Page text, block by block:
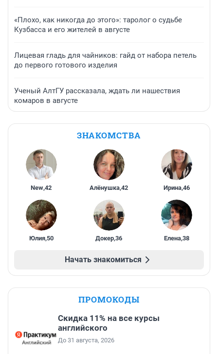
«Плохо, как никогда до этого»: таролог о судьбе
Кузбасса и его жителей в августе
Лицевая гладь для чайников: гайд от набора петель
до первого готового изделия
Ученый АлтГУ рассказала, ждать ли нашествия
комаров в августе
ЗНАКОМСТВА
New,42 Алёнушка,42 Ирина,46
Юлия,50 Докер,36 Елена,38
Начать знакомиться
ПРОМОКОДЫ
Скидка 11% на все курсы
английского
До 31 августа, 2026